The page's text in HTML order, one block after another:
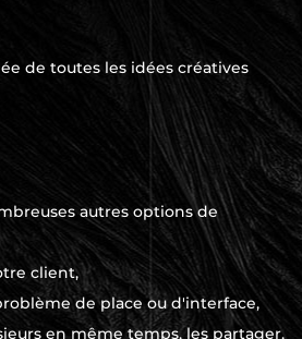
de toutes les idées créatives
autres options de
client,
de place ou d'interface,